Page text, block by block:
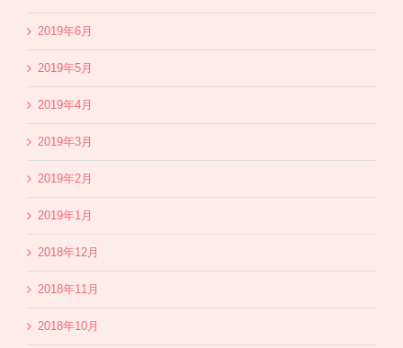
2019年6月
2019年5月
2019年4月
2019年3月
2019年2月
2019年1月
2018年12月
2018年11月
2018年10月